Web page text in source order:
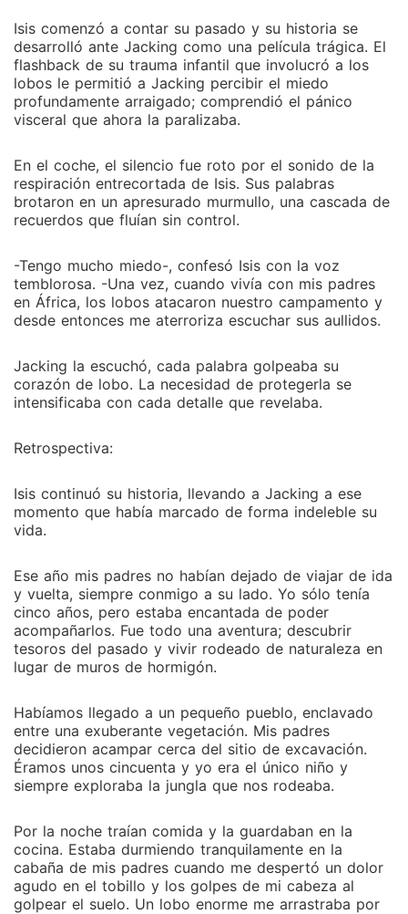
Isis comenzó a contar su pasado y su historia se
desarrolló ante Jacking como una película trágica. El
flashback de su trauma infantil que involucró a los
lobos le permitió a Jacking percibir el miedo
profundamente arraigado; comprendió el pánico
visceral que ahora la paralizaba.
En el coche, el silencio fue roto por el sonido de la
respiración entrecortada de Isis. Sus palabras
brotaron en un apresurado murmullo, una cascada de
recuerdos que fluían sin control.
-Tengo mucho miedo-, confesó Isis con la voz
temblorosa. -Una vez, cuando vivía con mis padres
en África, los lobos atacaron nuestro campamento y
desde entonces me aterroriza escuchar sus aullidos.
Jacking la escuchó, cada palabra golpeaba su
corazón de lobo. La necesidad de protegerla se
intensificaba con cada detalle que revelaba.
Retrospectiva:
Isis continuó su historia, llevando a Jacking a ese
momento que había marcado de forma indeleble su
vida.
Ese año mis padres no habían dejado de viajar de ida
y vuelta, siempre conmigo a su lado. Yo sólo tenía
cinco años, pero estaba encantada de poder
acompañarlos. Fue todo una aventura; descubrir
tesoros del pasado y vivir rodeado de naturaleza en
lugar de muros de hormigón.
Habíamos llegado a un pequeño pueblo, enclavado
entre una exuberante vegetación. Mis padres
decidieron acampar cerca del sitio de excavación.
Éramos unos cincuenta y yo era el único niño y
siempre exploraba la jungla que nos rodeaba.
Por la noche traían comida y la guardaban en la
cocina. Estaba durmiendo tranquilamente en la
cabaña de mis padres cuando me despertó un dolor
agudo en el tobillo y los golpes de mi cabeza al
golpear el suelo. Un lobo enorme me arrastraba por